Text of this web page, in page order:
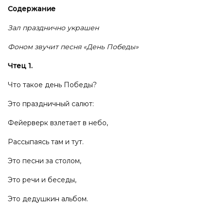
Содержание
Зал празднично украшен
Фоном звучит песня «День Победы»
Чтец 1.
Что такое день Победы?
Это праздничный салют:
Фейерверк взлетает в небо,
Рассыпаясь там и тут.
Это песни за столом,
Это речи и беседы,
Это дедушкин альбом.